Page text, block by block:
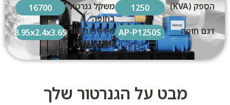
הספק (KVA) 1250
משקל גנרטור
בחופה
16700
דגם חופה AP-P1250S מידות גנרטור
חופה H.W.L
8.95x2.4x3.65
מבט על הגנרטור שלך